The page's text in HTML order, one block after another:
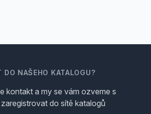
DO NAŠEHO KATALOGU?
kontakt a my se vám ozveme s
do sítě katalogů